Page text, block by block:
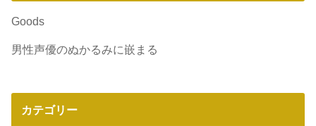
Goods
男性声優のぬかるみに嵌まる
カテゴリー